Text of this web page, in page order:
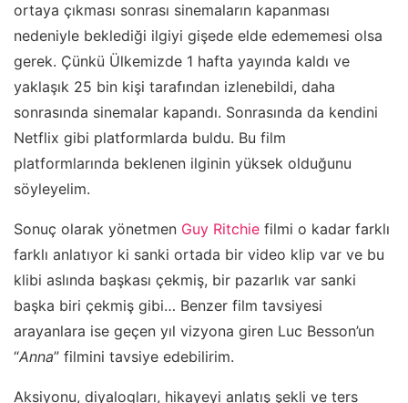
ortaya çıkması sonrası sinemaların kapanması
nedeniyle beklediği ilgiyi gişede elde edememesi olsa
gerek. Çünkü Ülkemizde 1 hafta yayında kaldı ve
yaklaşık 25 bin kişi tarafından izlenebildi, daha
sonrasında sinemalar kapandı. Sonrasında da kendini
Netflix gibi platformlarda buldu. Bu film
platformlarında beklenen ilginin yüksek olduğunu
söyleyelim.
Sonuç olarak yönetmen Guy Ritchie filmi o kadar farklı
farklı anlatıyor ki sanki ortada bir video klip var ve bu
klibi aslında başkası çekmiş, bir pazarlık var sanki
başka biri çekmiş gibi… Benzer film tavsiyesi
arayanlara ise geçen yıl vizyona giren Luc Besson’un
“Anna” filmini tavsiye edebilirim.
Aksiyonu, diyalogları, hikayeyi anlatış şekli ve ters